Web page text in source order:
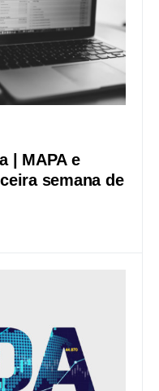
| MAPA e
semana de